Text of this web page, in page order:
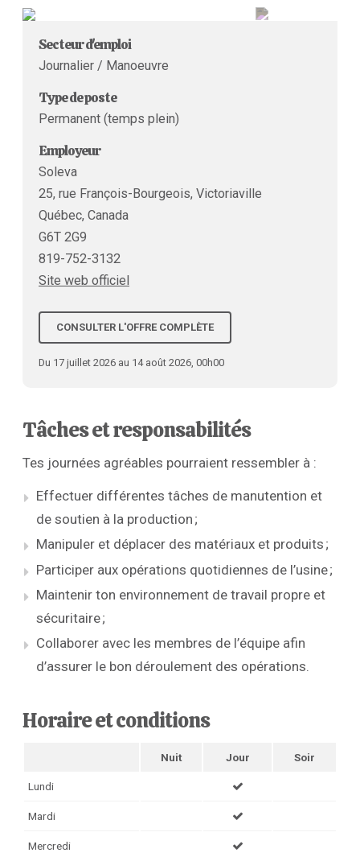
Secteur d'emploi
Journalier / Manoeuvre
Type de poste
Permanent (temps plein)
Employeur
Soleva
25, rue François-Bourgeois, Victoriaville
Québec, Canada
G6T 2G9
819-752-3132
Site web officiel
CONSULTER L'OFFRE COMPLÈTE
Du 17 juillet 2026 au 14 août 2026, 00h00
Tâches et responsabilités
Tes journées agréables pourraient ressembler à :
Effectuer différentes tâches de manutention et
de soutien à la production ;
Manipuler et déplacer des matériaux et produits ;
Participer aux opérations quotidiennes de l’usine ;
Maintenir ton environnement de travail propre et
sécuritaire ;
Collaborer avec les membres de l’équipe afin
d’assurer le bon déroulement des opérations.
Horaire et conditions
Nuit Jour Soir
Lundi
Mardi
Mercredi